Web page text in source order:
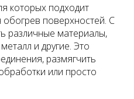
которых подходит
обогрев поверхностей. С
различные материалы,
и другие. Это
размягчить
или просто